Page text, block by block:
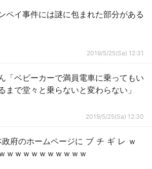
ペイ事件には謎に包まれた部分がある
2019/5/25(Sa) 12:31
「ベビーカーで満員電車に乗ってもい
まで堂々と乗らないと変わらない」
2019/5/25(Sa) 12:30
政府のホームページに ブ チ ギ レ ｗ
ｗｗｗｗｗｗｗｗｗｗ